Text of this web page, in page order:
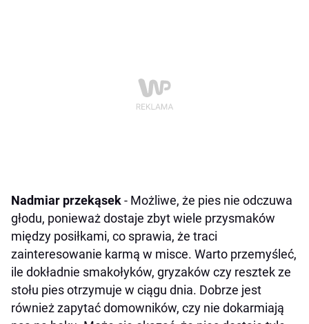
Nadmiar przekąsek- Możliwe, że pies nie odczuwa
głodu, ponieważ dostaje zbyt wiele przysmaków
między posiłkami, co sprawia, że traci
zainteresowanie karmą w misce. Warto przemyśleć,
ile dokładnie smakołyków, gryzaków czy resztek ze
stołu pies otrzymuje w ciągu dnia. Dobrze jest
również zapytać domowników, czy nie dokarmiają